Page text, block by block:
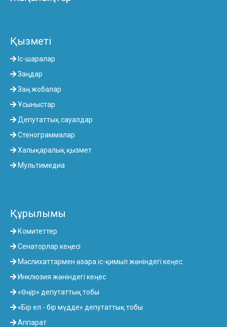
Қызметі
Іс-шаралар
Заңдар
Заң жобалар
Ұсыныстар
Депутаттық сауалдар
Стенограммалар
Халықаралық қызмет
Мультимедиа
Құрылымы
Комитеттер
Сенаторлар кеңесі
Мәслихаттармен өзара іс-қимыл жөніндегі кеңес
Инклюзия жөніндегі кеңес
«Өңір» депутаттық тобы
«Бір ел - бір мүдде» депутаттық тобы
Аппарат